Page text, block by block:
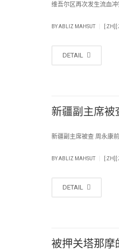
维吾尔区再次发生流血
BYABLIZ MAHSUT
DETAIL
新疆副主席被
新疆副主席被查 周永
BYABLIZ MAHSUT
DETAIL
被押关塔那摩